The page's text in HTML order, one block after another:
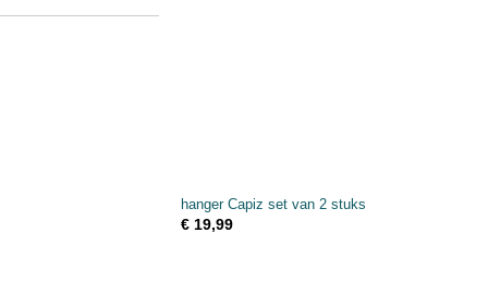
hanger Capiz set van 2 stuks
€ 19,99